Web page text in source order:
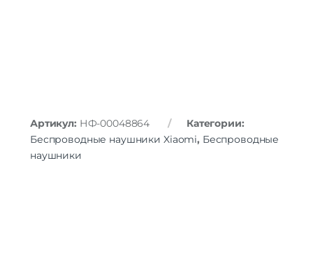
Артикул: НФ-00048864
Категории:
Беспроводные наушники Xiaomi, Беспроводные
наушники